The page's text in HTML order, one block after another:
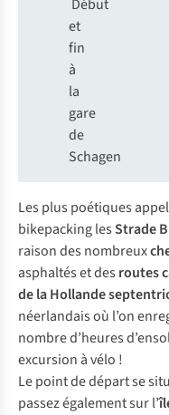
Début
et
fin
à
la
gare
de
Schagen
Les plus poétiques
bikepacking lesStrade
raison des nombreux
asphaltés et des routes
de la Hollande
néerlandais où l’on
nombre d’heures
excursion à vélo !
Le point de départ se
passez également sur l’